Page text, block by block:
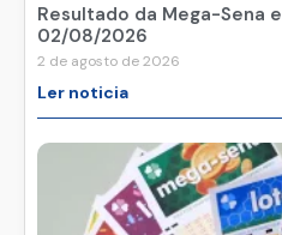
Resultado da Mega-Sena
02/08/2026
2 de agosto de 2026
Ler noticia